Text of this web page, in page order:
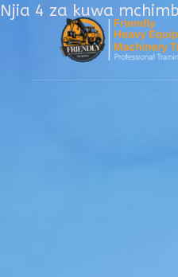
Ruka
Njia 4 za kuwa